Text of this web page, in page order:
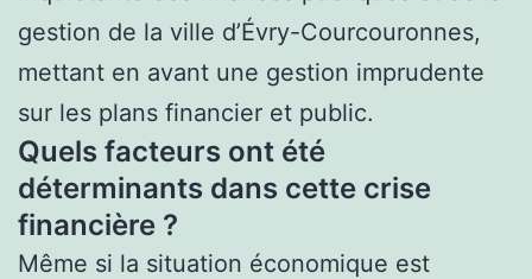
gestion de la ville d’Évry-Courcouronnes,
mettant en avant une gestion imprudente
sur les plans financier et public.
Quels facteurs ont été
déterminants dans cette crise
financière ?
Même si la situation économique est